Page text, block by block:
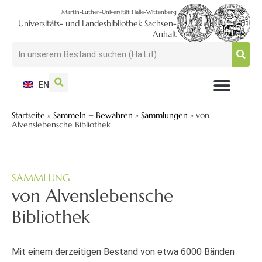
Martin-Luther-Universität Halle-Wittenberg
Universitäts- und Landesbibliothek Sachsen-
Anhalt
EN
Startseite » Sammeln + Bewahren » Sammlungen » von
Alvenslebensche Bibliothek
SAMMLUNG
von Alvenslebensche
Bibliothek
Mit einem derzeitigen Bestand von etwa 6000 Bänden